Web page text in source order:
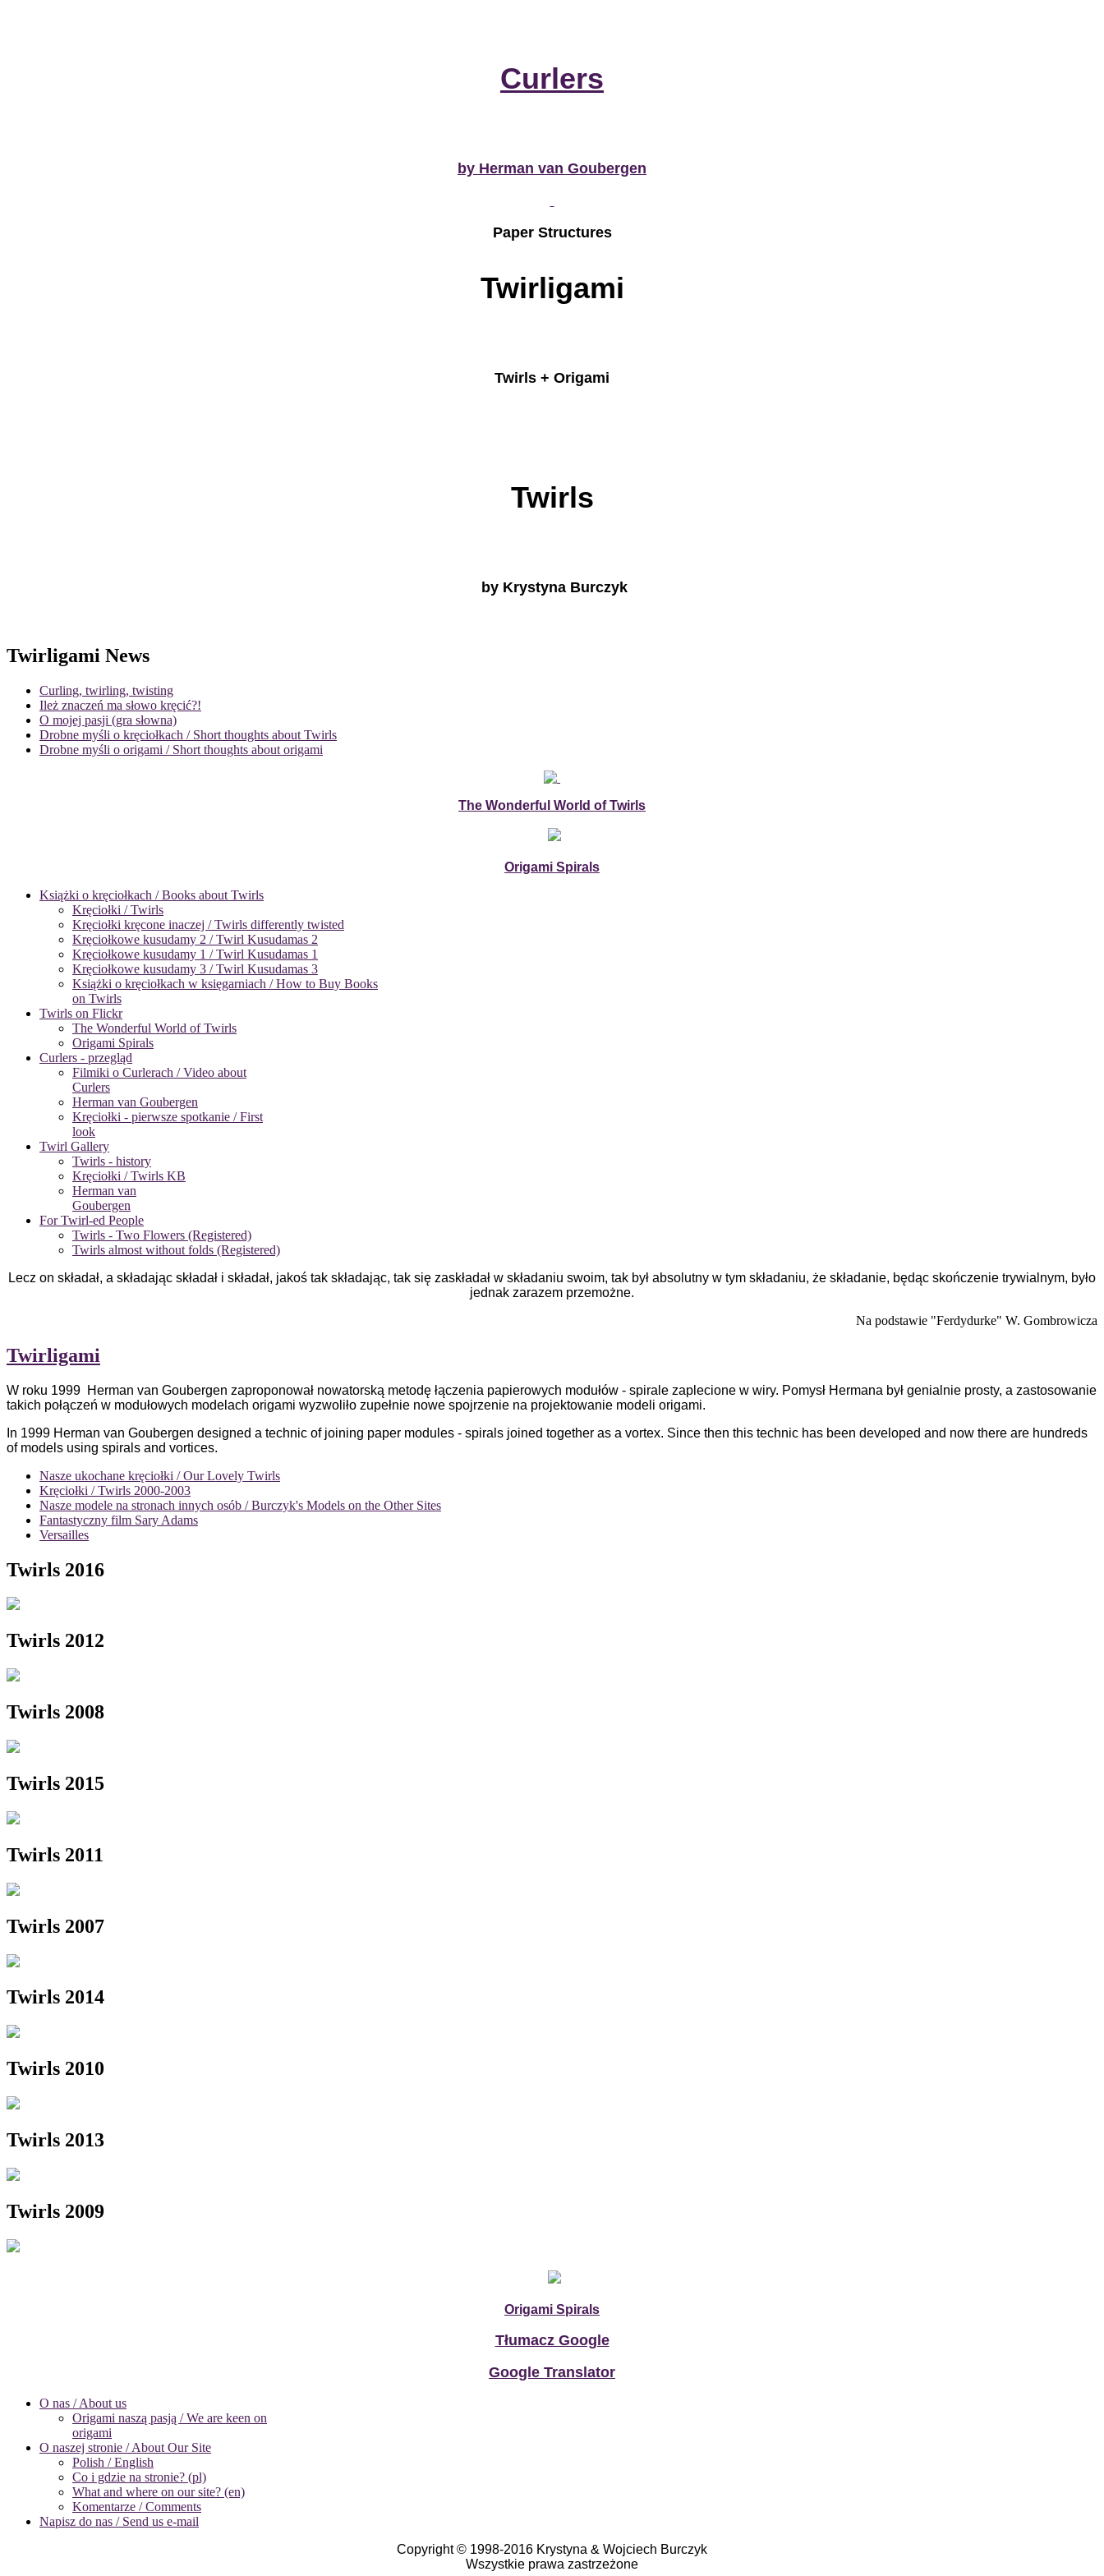
Curlers
by Herman van Goubergen
Paper Structures
Twirligami
Twirls + Origami
Twirls
by Krystyna Burczyk
Twirligami News
Curling, twirling, twisting
Ileż znaczeń ma słowo kręcić?!
O mojej pasji (gra słowna)
Drobne myśli o kręciołkach / Short thoughts about Twirls
Drobne myśli o origami / Short thoughts about origami
The Wonderful World of Twirls
Origami Spirals
Książki o kręciołkach / Books about Twirls
Kręciołki / Twirls
Kręciołki kręcone inaczej / Twirls differently twisted
Kręciołkowe kusudamy 2 / Twirl Kusudamas 2
Kręciołkowe kusudamy 1 / Twirl Kusudamas 1
Kręciołkowe kusudamy 3 / Twirl Kusudamas 3
Książki o kręciołkach w księgarniach / How to Buy Books
on Twirls
Twirls on Flickr
The Wonderful World of Twirls
Origami Spirals
Curlers - przegląd
Filmiki o Curlerach / Video about
Curlers
Herman van Goubergen
Kręciołki - pierwsze spotkanie / First
look
Twirl Gallery
Twirls - history
Kręciołki / Twirls KB
Herman van
Goubergen
For Twirl-ed People
Twirls - Two Flowers (Registered)
Twirls almost without folds (Registered)
Lecz on składał, a składając składał i składał, jakoś tak składając, tak się zaskładał w składaniu swoim, tak był absolutny w tym składaniu, że składanie, będąc skończenie trywialnym, było
jednak zarazem przemożne.
Na podstawie "Ferdydurke" W. Gombrowicza
Twirligami
W roku 1999 Herman van Goubergen zaproponował nowatorską metodę łączenia papierowych modułów - spirale zaplecione w wiry. Pomysł Hermana był genialnie prosty, a zastosowanie
takich połączeń w modułowych modelach origami wyzwoliło zupełnie nowe spojrzenie na projektowanie modeli origami.
In 1999 Herman van Goubergen designed a technic of joining paper modules - spirals joined together as a vortex. Since then this technic has been developed and now there are hundreds
of models using spirals and vortices.
Nasze ukochane kręciołki / Our Lovely Twirls
Kręciołki / Twirls 2000-2003
Nasze modele na stronach innych osób / Burczyk's Models on the Other Sites
Fantastyczny film Sary Adams
Versailles
Twirls 2016
Twirls 2012
Twirls 2008
Twirls 2015
Twirls 2011
Twirls 2007
Twirls 2014
Twirls 2010
Twirls 2013
Twirls 2009
Origami Spirals
Tłumacz Google
Google Translator
O nas / About us
Origami naszą pasją / We are keen on
origami
O naszej stronie / About Our Site
Polish / English
Co i gdzie na stronie? (pl)
What and where on our site? (en)
Komentarze / Comments
Napisz do nas / Send us e-mail
Copyright © 1998-2016 Krystyna & Wojciech Burczyk
Wszystkie prawa zastrzeżone